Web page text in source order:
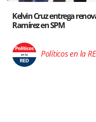
renovado centro
en la RED 26 mayo,